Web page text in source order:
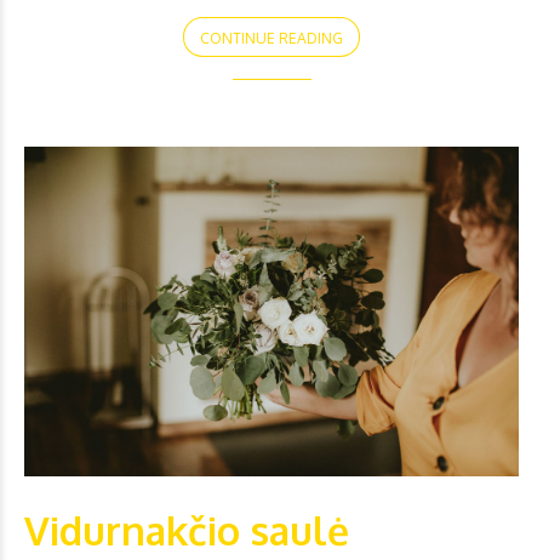
CONTINUE READING
Vidurnakčio saulė